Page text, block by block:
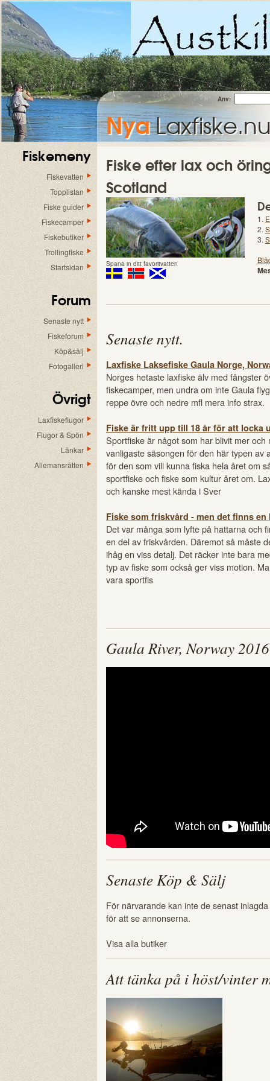
Fiskemeny
Fiskevatten
Topplistan
Fiske guider
Fiskecamper
Fiskebutiker
Trollingfiske
Startsidan
Forum
Senaste nytt
Fiskeforum
Köp&sälj
Fotogalleri
Övrigt
Laxfiskeflugor
Flugor & Spön
Länkar
Allemansrätten
Anv:
Nya
Fiske efter lax och
Scotland
Spana in ditt favoritvatten
1.
2.
3.
Senaste nytt.
Laxfiske Laksefiske Gaula Norge,
Norges hetaste laxfiske älv med fångster
fiskecamper, men undra om inte Gaula
reppe övre och nedre mfl mera info strax.
Fiske är fritt upp till 18 år för att locka
Sportfiske är något som har blivit mer
vanligaste säsongen för den här typen av
för den som vill kunna fiska hela året om
sportfiske och fiske som kultur året om.
och kanske mest kända i Sver
Fiske som friskvård - men det finns en
Det var många som lyfte på hattarna och
en del av friskvården. Däremot så måste
ihåg en viss detalj. Det räcker inte bara
typ av fiske som också ger viss motion.
vara sportfis
Gaula River, Norway 2016
Senaste Köp & Sälj
För närvarande kan inte de senast
för att se annonserna.
Visa alla butiker
Att tänka på i höst/vinter